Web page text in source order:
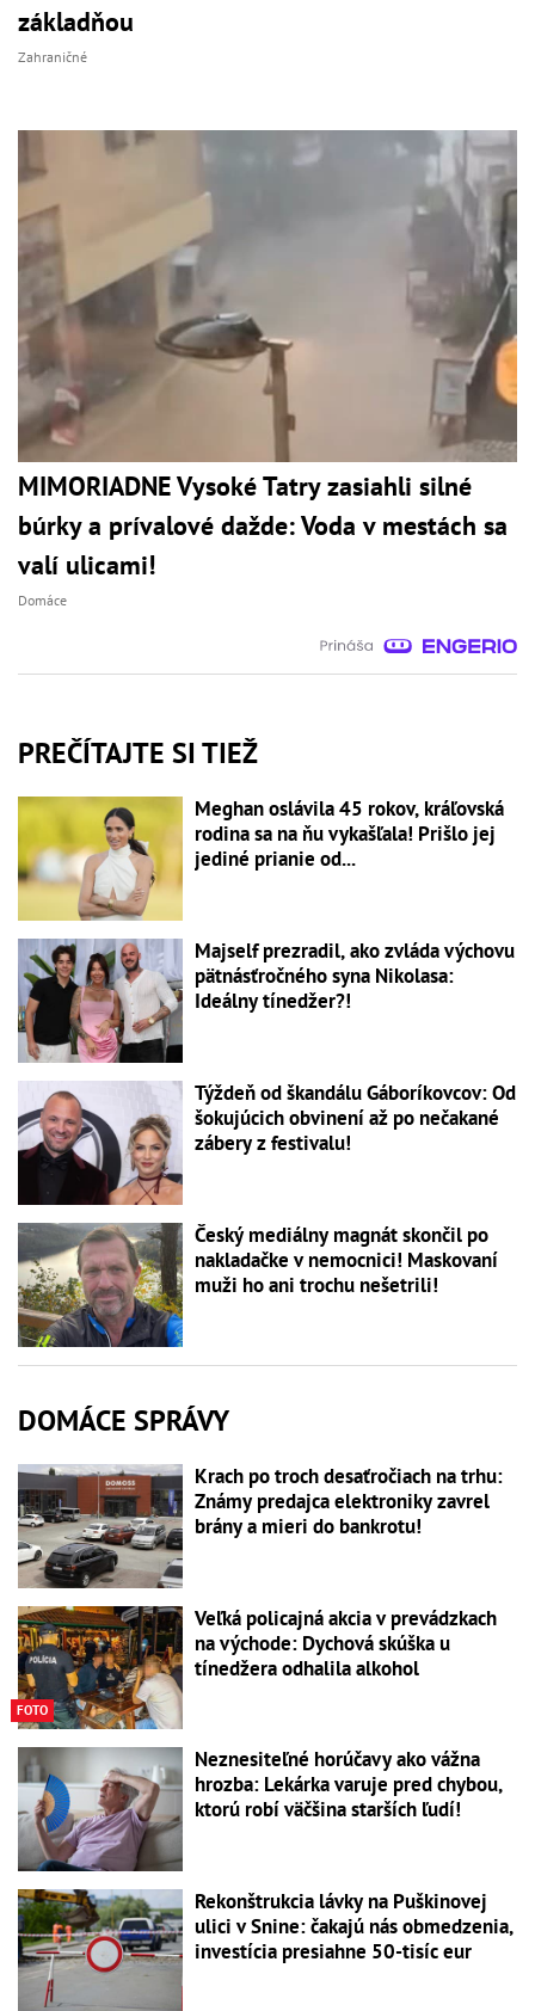
základňou
Zahraničné
MIMORIADNE Vysoké Tatry zasiahli silné
búrky a prívalové dažde: Voda v mestách sa
valí ulicami!
Domáce
PREČÍTAJTE SI TIEŽ
Meghan oslávila 45 rokov, kráľovská
rodina sa na ňu vykašľala! Prišlo jej
jediné prianie od...
Majself prezradil, ako zvláda výchovu
pätnásťročného syna Nikolasa:
Ideálny tínedžer?!
Týždeň od škandálu Gáboríkovcov: Od
šokujúcich obvinení až po nečakané
zábery z festivalu!
Český mediálny magnát skončil po
nakladačke v nemocnici! Maskovaní
muži ho ani trochu nešetrili!
DOMÁCE SPRÁVY
Krach po troch desaťročiach na trhu:
Známy predajca elektroniky zavrel
brány a mieri do bankrotu!
FOTO
Veľká policajná akcia v prevádzkach
na východe: Dychová skúška u
tínedžera odhalila alkohol
Neznesiteľné horúčavy ako vážna
hrozba: Lekárka varuje pred chybou,
ktorú robí väčšina starších ľudí!
Rekonštrukcia lávky na Puškinovej
ulici v Snine: čakajú nás obmedzenia,
investícia presiahne 50-tisíc eur